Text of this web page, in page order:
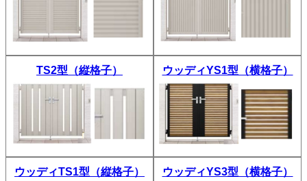
TS2型（縦格子） ウッディYS1型（横格子）
ウッディTS1型（縦格子） ウッディYS3型（横格子）